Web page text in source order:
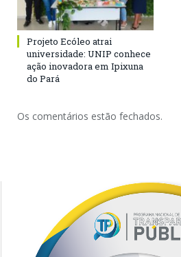
Projeto Ecóleo atrai
universidade: UNIP conhece
ação inovadora em Ipixuna
do Pará
Os comentários estão fechados.